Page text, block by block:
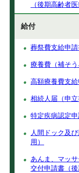
（後期高齢者医
給付
葬祭費支給申請
療養費（補そ
高額療養費支給
相続人届（申立
特定疾病認定申
人間ドック及
用）
あんま、マッ
交付申請書（後